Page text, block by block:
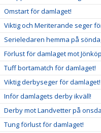
Omstart för damlaget!
Viktig och Meriterande seger
Serieledaren hemma på
Förlust för damlaget mot
Tuff bortamatch för damlaget!
Viktig derbyseger för damlaget!
Inför damlagets derby ikväll!
Derby mot Landvetter på
Tung förlust för damlaget!